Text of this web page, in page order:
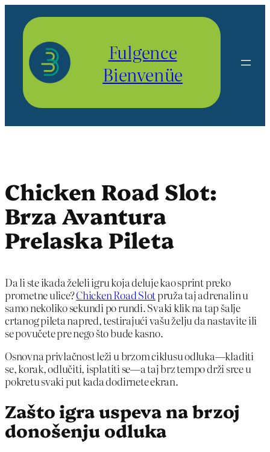
contenu
Fulgence
Bienvenüe
Chicken Road Slot:
Brza Avantura
Prelaska Pileta
Da li ste ikada želeli igru koja deluje kao sprint preko
prometne ulice?Chicken Road Slotpruža taj adrenalin u
samo nekoliko sekundi po rundi. Svaki klik na tap šalje
crtanog pileta napred, testirajući vašu želju da nastavite ili
se povučete pre nego što bude kasno.
Osnovna privlačnost leži u brzom ciklusu odluka—kladiti
se, korak, odlučiti, isplatiti se—a taj brz tempo drži srce u
pokretu svaki put kada dodirnete ekran.
Zašto igra uspeva na brzoj
donošenju odluka